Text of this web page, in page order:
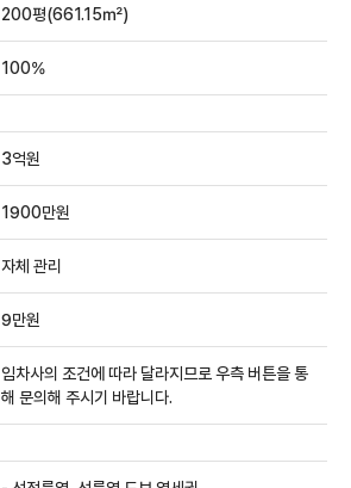
200평(661.15㎡)
100%
3억원
1900만원
자체 관리
9만원
임차사의 조건에 따라 달라지므로 우측 버튼을 통
해 문의해 주시기 바랍니다.